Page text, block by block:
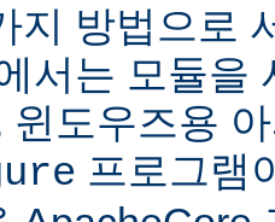
지 방법으로
서는 모듈을
윈도우즈용
프로그램